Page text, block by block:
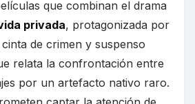
que combinan el drama
privada, protagonizada por
de crimen y suspenso
relata la confrontación entre
por un artefacto nativo raro.